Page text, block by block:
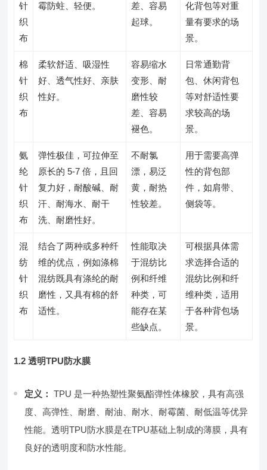
针
织
布
霉防蛀、轻便。
差、容易
起球。
化背包等对重
量有要求的场
景。
棉
针
织
布
柔软舒适、吸湿性
好、透气性好、亲肤
性好。
容易缩水
变形、耐
磨性较
差、容易
褪色。
日常通勤背
包、休闲背包
等对舒适性要
求较高的场
景。
氨
纶
针
织
布
弹性极佳，可拉伸至
原长的 5-7 倍，且回
复力好，耐酸碱、耐
汗、耐海水、耐干
洗、耐磨性好。
不耐氯
漂，易泛
黄，耐热
性较差。
用于需要高弹
性的背包部
件，如肩带、
侧袋等。
混
纺
针
织
布
结合了两种或多种纤
维的优点，例如涤棉
混纺既具有涤纶的耐
磨性，又具有棉的舒
适性。
性能取决
于混纺比
例和纤维
种类，可
能存在某
些缺点。
可根据具体需
求选择合适的
混纺比例和纤
维种类，适用
于各种背包场
景。
1.2 透明TPU防水膜
定义： TPU 是一种热塑性聚氨酯弹性体橡胶，具有高强
度、高弹性、耐磨、耐油、耐水、耐霉菌、耐低温等优异
性能。透明TPU防水膜是在TPU基础上制成的薄膜，具有
良好的透明度和防水性能。